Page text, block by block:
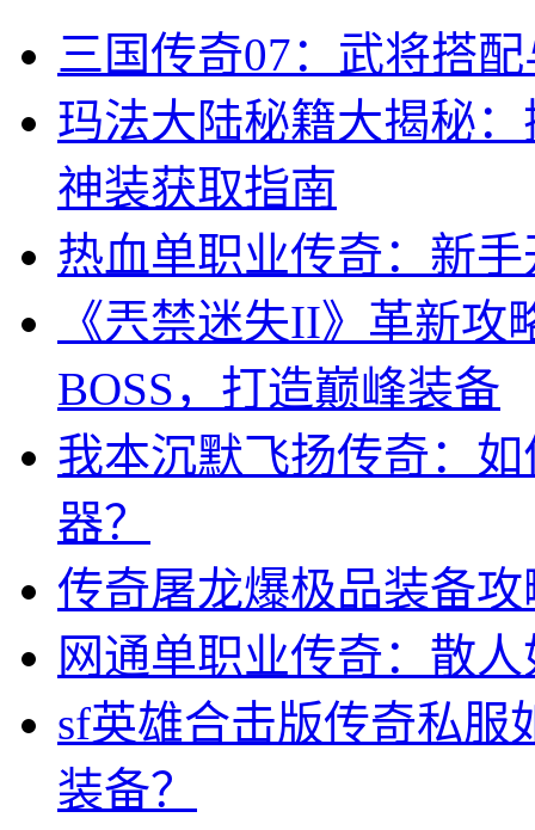
三国传奇07：武将搭
玛法大陆秘籍大揭秘
神装获取指南
热血单职业传奇：新
《兲禁迷失II》革新
BOSS，打造巅峰装备
我本沉默飞扬传奇：
器？
传奇屠龙爆极品装备攻
网通单职业传奇：散
sf英雄合击版传奇私服
装备？